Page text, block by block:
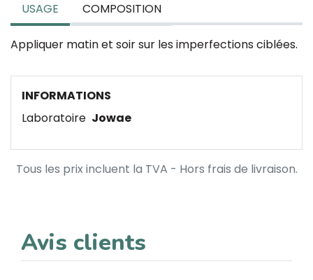
USAGE COMPOSITION
Appliquer matin et soir sur les imperfections ciblées.
INFORMATIONS
Laboratoire Jowae
Tous les prix incluent la TVA - Hors frais de livraison.
Avis clients